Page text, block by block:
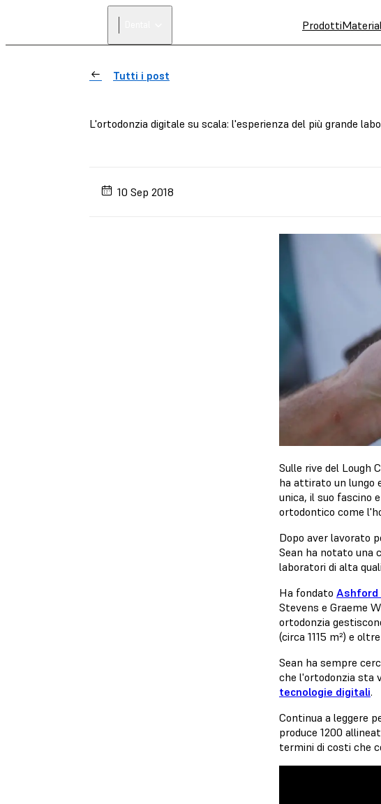
Prodotti
Tutti i post
L'ortodonzia digitale su scala: l'esperienza del più grande
10 Sep 2018
Sulle rive del Lough
ha attirato un lungo
unica, il suo fascino
ortodontico come
Dopo aver lavorato
Sean ha notato una
laboratori di alta
Ha fondato Ashford
Stevens e Graeme
ortodonzia
(circa 1115 m²) e
Sean ha sempre
che l'ortodonzia sta
tecnologie digitali.
Continua a leggere
produce 1200
termini di costi che